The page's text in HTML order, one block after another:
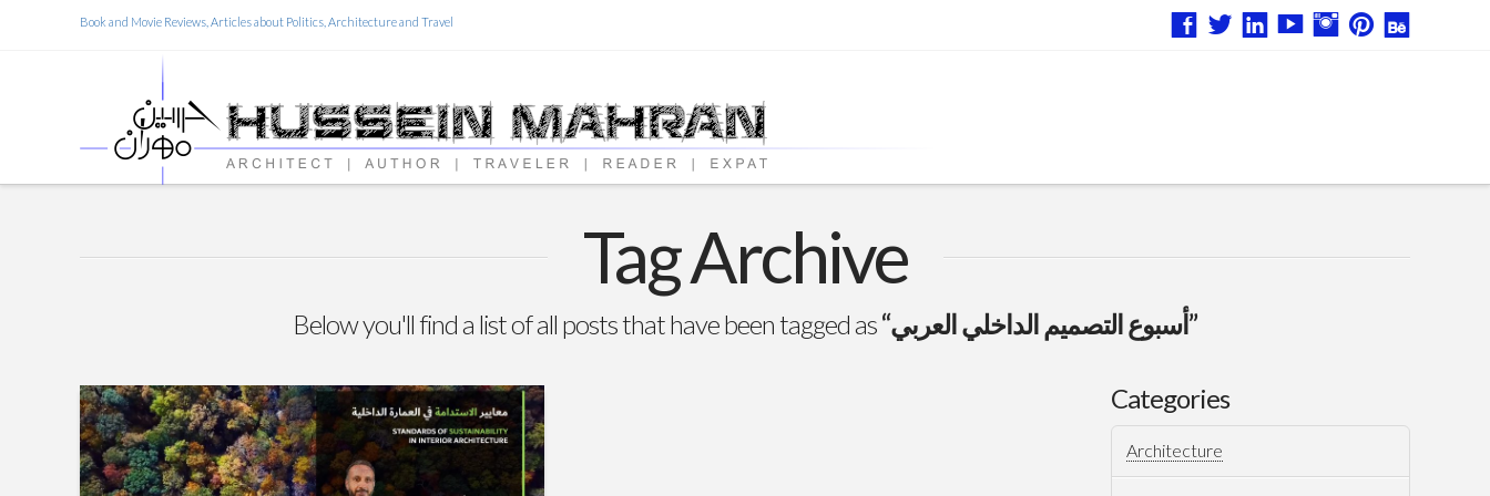
Book and Movie Reviews, Articles about Politics, Architecture and Travel
Tag Archive
Below you'll find a list of all posts that have been tagged as “أسبوع التصميم الداخلي العربي”
Categories
Architecture